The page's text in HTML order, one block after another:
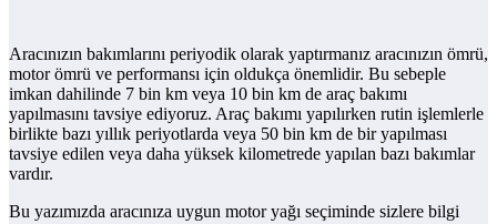
Aracınızın bakımlarını periyodik olarak yaptırmanız aracınızın ömrü,
motor ömrü ve performansı için oldukça önemlidir. Bu sebeple
imkan dahilinde 7 bin km veya 10 bin km de araç bakımı
yapılmasını tavsiye ediyoruz. Araç bakımı yapılırken rutin işlemlerle
birlikte bazı yıllık periyotlarda veya 50 bin km de bir yapılması
tavsiye edilen veya daha yüksek kilometrede yapılan bazı bakımlar
vardır.
Bu yazımızda aracınıza uygun motor yağı seçiminde sizlere bilgi